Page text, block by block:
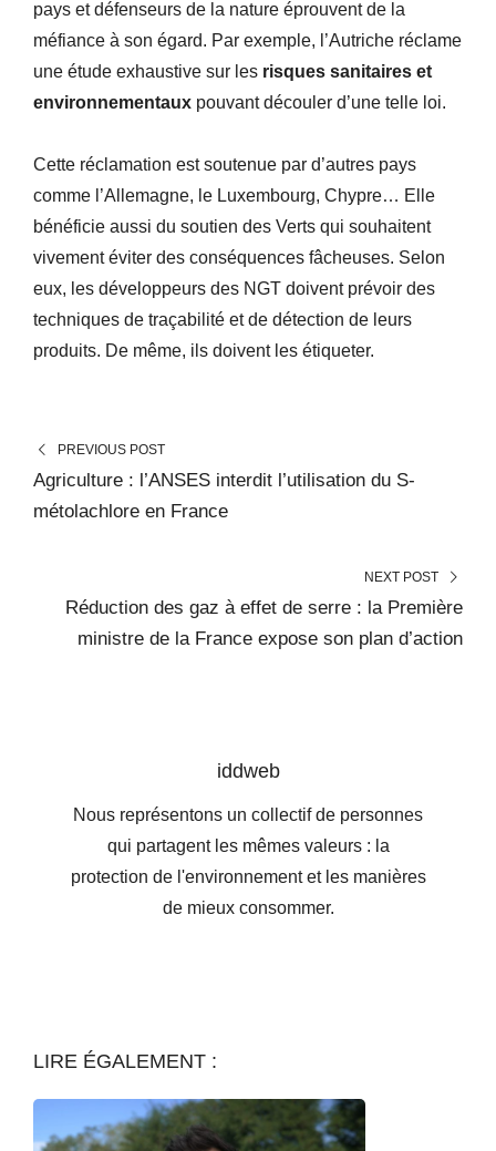
pays et défenseurs de la nature éprouvent de la
méfiance à son égard. Par exemple, l’Autriche réclame
une étude exhaustive sur les risques sanitaires et
environnementaux pouvant découler d’une telle loi.
Cette réclamation est soutenue par d’autres pays
comme l’Allemagne, le Luxembourg, Chypre… Elle
bénéficie aussi du soutien des Verts qui souhaitent
vivement éviter des conséquences fâcheuses. Selon
eux, les développeurs des NGT doivent prévoir des
techniques de traçabilité et de détection de leurs
produits. De même, ils doivent les étiqueter.
PREVIOUS POST
Agriculture : l’ANSES interdit l’utilisation du S-
métolachlore en France
NEXT POST
Réduction des gaz à effet de serre : la Première
ministre de la France expose son plan d’action
iddweb
Nous représentons un collectif de personnes
qui partagent les mêmes valeurs : la
protection de l'environnement et les manières
de mieux consommer.
LIRE ÉGALEMENT :